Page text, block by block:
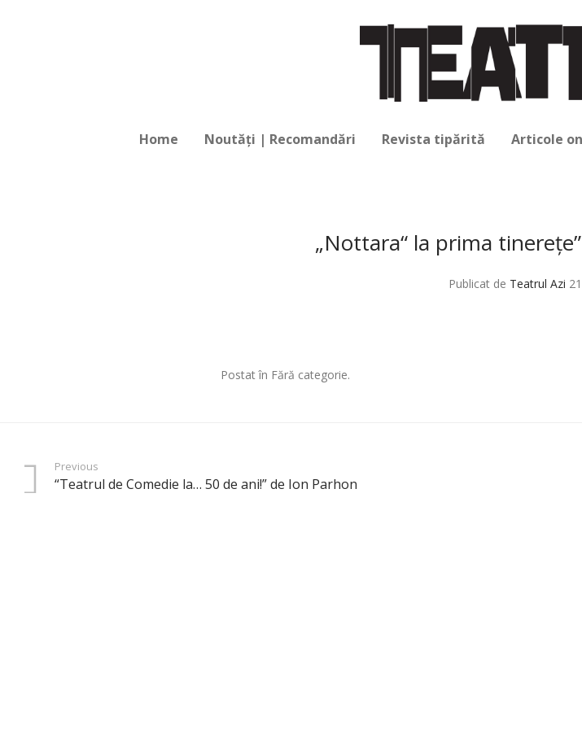
Home Noutăți | Recomandări Revista tipărită Articole
„Nottara“ la prima
Publicat de Teatrul Azi
Postat în Fără categorie.
Previous
“Teatrul de Comedie la… 50 de ani!” de Ion Parhon